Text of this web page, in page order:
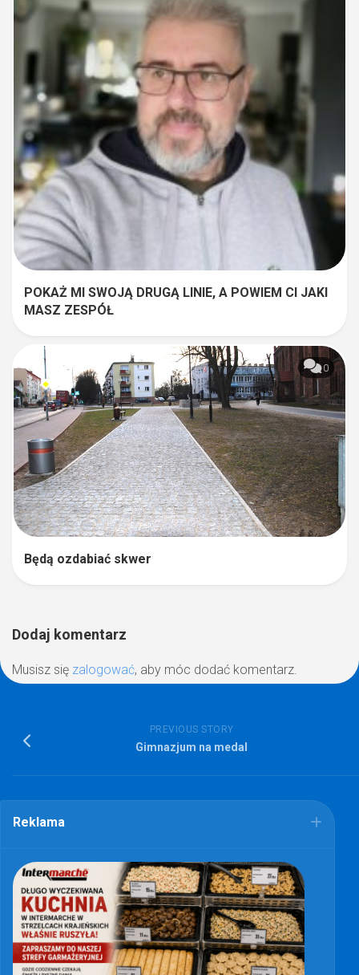
POKAŻ MI SWOJĄ DRUGĄ LINIE, A POWIEM CI JAKI
MASZ ZESPÓŁ
0
Będą ozdabiać skwer
Dodaj komentarz
Musisz się zalogować, aby móc dodać komentarz.
PREVIOUS STORY
Gimnazjum na medal
Reklama